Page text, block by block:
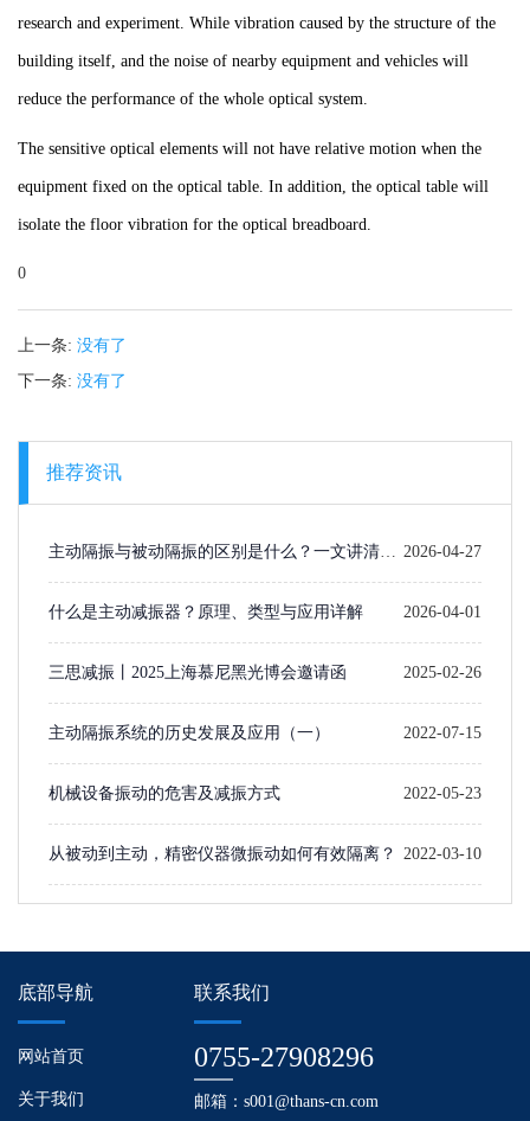
research and experiment. While vibration caused by the structure of the
building itself, and the noise of nearby equipment and vehicles will
reduce the performance of the whole optical system.
The sensitive optical elements will not have relative motion when the
equipment fixed on the optical table. In addition, the optical table will
isolate the floor vibration for the optical breadboard.
0
上一条: 没有了
下一条: 没有了
推荐资讯
主动隔振与被动隔振的区别是什么？一文讲清楚
选型逻辑
2026-04-27
什么是主动减振器？原理、类型与应用详解 2026-04-01
三思减振丨2025上海慕尼黑光博会邀请函 2025-02-26
主动隔振系统的历史发展及应用（一）​ 2022-07-15
机械设备振动的危害及减振方式 2022-05-23
从被动到主动，精密仪器微振动如何有效隔离？ 2022-03-10
底部导航
网站首页
关于我们
联系我们
0755-27908296
邮箱：s001@thans-cn.com